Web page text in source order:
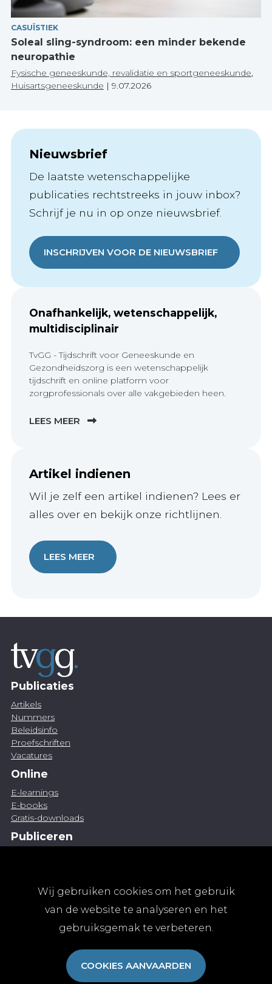
Wij gebruiken cookies om het gebruik
van de website te analyseren en het
gebruiksgemak te verbeteren.
COOKIES AANVAARDEN
CASUÏSTIEK
Soleal sling-syndroom: een minder bekende
neuropathie
Fysische geneeskunde, revalidatie en sportgeneeskunde
Huisartsgeneeskunde | 9.07.2026
Nieuwsbrief
De laatste wetenschappelijke
publicaties rechtstreeks in jouw inbox?
Schrijf je nu in op onze nieuwsbrief.
INSCHRIJVEN VOOR DE NIEUWSBRIEF
Onafhankelijk, wetenschappelijk,
multidisciplinair
TvGG - Tijdschrift voor Geneeskunde en
Gezondheidszorg is een wetenschappelijk
tijdschrift en online platform voor
zorgprofessionals over alle vakgebieden heen.
LEES MEER
Artikel indienen
Wil je zelf een artikel indienen? Lees er
alles over en bekijk onze richtlijnen.
LEES MEER
Publicaties
Artikels
Nummers
Beleidsinfo
Proefschriften
Vacatures
Online
E-learnings
E-books
Gratis-downloads
Publiceren
Abonnementen
Algemene abonnementsvoorwaarden